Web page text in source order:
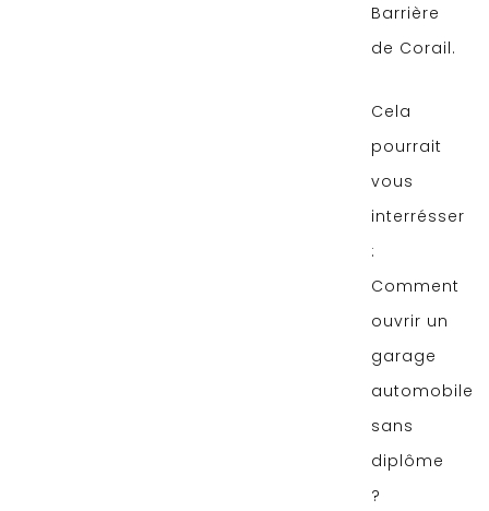
Barrière
de Corail.
Cela
pourrait
vous
interrésser
:
Comment
ouvrir un
garage
automobile
sans
diplôme
?